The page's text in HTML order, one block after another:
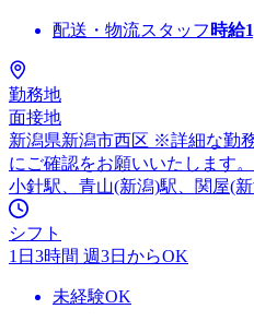
配送・物流スタッフ 時給
勤務地
面接地
新潟県新潟市西区 ※詳細な勤
にご確認をお願いいたします。
小針駅、青山(新潟)駅、関屋(
シフト
1日3時間 週3日からOK
未経験OK